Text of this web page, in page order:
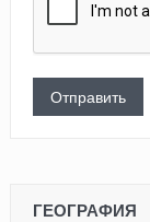
ГЕОГРАФИЯ